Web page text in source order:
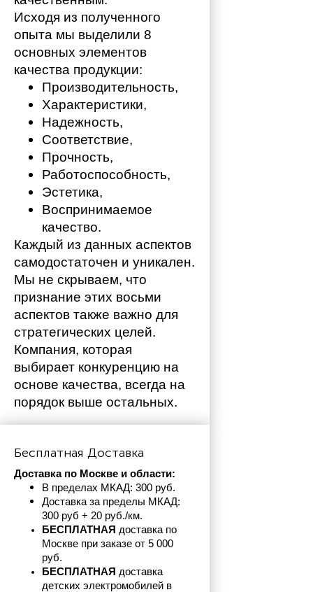
Исходя из полученного
опыта мы выделили 8
основных элементов
качества продукции:
Производительность,
Характеристики,
Надежность,
Соответствие,
Прочность,
Работоспособность,
Эстетика,
Воспринимаемое
качество.
Каждый из данных аспектов
самодостаточен и уникален.
Мы не скрываем, что
признание этих восьми
аспектов также важно для
стратегических целей.
Компания, которая
выбирает конкуренцию на
основе качества, всегда на
порядок выше остальных.
Бесплатная Доставка
Доставка по Москве и области:
В пределах МКАД: 300 руб.
Доставка за пределы МКАД:
300 руб + 20 руб./км.
БЕСПЛАТНАЯ доставка по
Москве при заказе от 5 000
руб.
БЕСПЛАТНАЯ доставка
детских электромобилей в